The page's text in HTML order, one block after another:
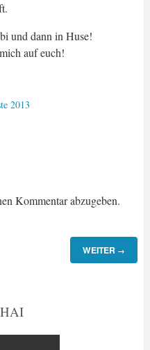
und dann in Huse!
auf euch!
2013
Kommentar abzugeben.
WEITER →